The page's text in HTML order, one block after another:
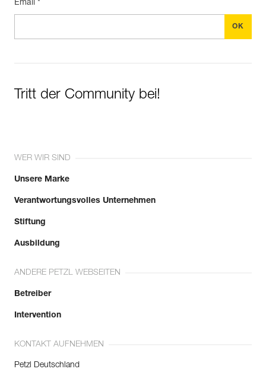
Email *
Tritt der Community bei!
WER WIR SIND
Unsere Marke
Verantwortungsvolles Unternehmen
Stiftung
Ausbildung
ANDERE PETZL WEBSEITEN
Betreiber
Intervention
KONTAKT AUFNEHMEN
Petzl Deutschland